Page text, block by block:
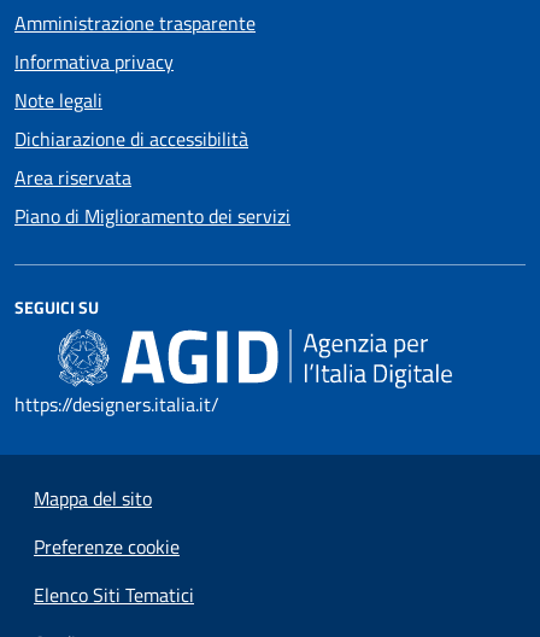
Amministrazione trasparente
Informativa privacy
Note legali
Dichiarazione di accessibilità
Area riservata
Piano di Miglioramento dei servizi
SEGUICI SU
https://designers.italia.it/
Mappa del sito
Preferenze cookie
Elenco Siti Tematici